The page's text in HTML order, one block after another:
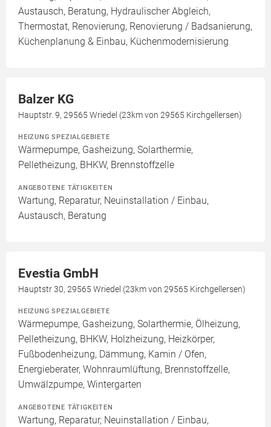
Austausch, Beratung, Hydraulischer Abgleich,
Thermostat, Renovierung, Renovierung / Badsanierung,
Küchenplanung & Einbau, Küchenmodernisierung
Balzer KG
Hauptstr. 9, 29565 Wriedel (23km von 29565 Kirchgellersen)
HEIZUNG SPEZIALGEBIETE
Wärmepumpe, Gasheizung, Solarthermie,
Pelletheizung, BHKW, Brennstoffzelle
ANGEBOTENE TÄTIGKEITEN
Wartung, Reparatur, Neuinstallation / Einbau,
Austausch, Beratung
Evestia GmbH
Hauptstr 30, 29565 Wriedel (23km von 29565 Kirchgellersen)
HEIZUNG SPEZIALGEBIETE
Wärmepumpe, Gasheizung, Solarthermie, Ölheizung,
Pelletheizung, BHKW, Holzheizung, Heizkörper,
Fußbodenheizung, Dämmung, Kamin / Ofen,
Energieberater, Wohnraumlüftung, Brennstoffzelle,
Umwälzpumpe, Wintergarten
ANGEBOTENE TÄTIGKEITEN
Wartung, Reparatur, Neuinstallation / Einbau,